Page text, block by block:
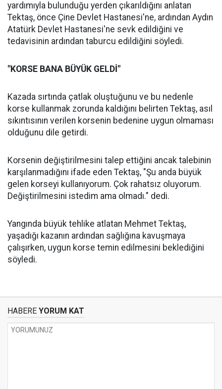
yardımıyla bulunduğu yerden çıkarıldığını anlatan
Tektaş, önce Çine Devlet Hastanesi'ne, ardından Aydın
Atatürk Devlet Hastanesi'ne sevk edildiğini ve
tedavisinin ardından taburcu edildiğini söyledi.
"KORSE BANA BÜYÜK GELDİ"
Kazada sırtında çatlak oluştuğunu ve bu nedenle
korse kullanmak zorunda kaldığını belirten Tektaş, asıl
sıkıntısının verilen korsenin bedenine uygun olmaması
olduğunu dile getirdi.
Korsenin değiştirilmesini talep ettiğini ancak talebinin
karşılanmadığını ifade eden Tektaş, "Şu anda büyük
gelen korseyi kullanıyorum. Çok rahatsız oluyorum.
Değiştirilmesini istedim ama olmadı." dedi.
Yangında büyük tehlike atlatan Mehmet Tektaş,
yaşadığı kazanın ardından sağlığına kavuşmaya
çalışırken, uygun korse temin edilmesini beklediğini
söyledi.
HABERE YORUM KAT